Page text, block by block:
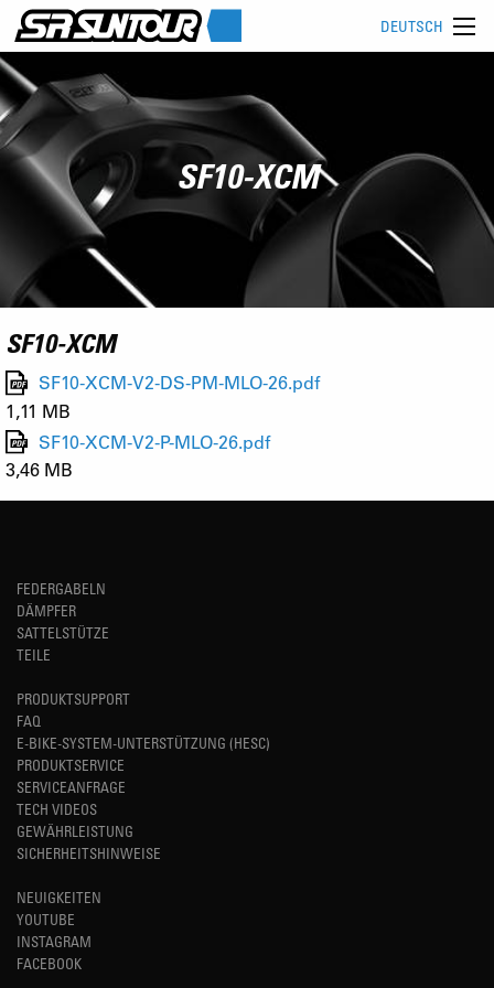
DEUTSCH
SF10-XCM
SF10-XCM
SF10-XCM-V2-DS-PM-MLO-26.pdf
1,11 MB
SF10-XCM-V2-P-MLO-26.pdf
3,46 MB
FEDERGABELN
DÄMPFER
SATTELSTÜTZE
TEILE
PRODUKTSUPPORT
FAQ
E-BIKE-SYSTEM-UNTERSTÜTZUNG (HESC)
PRODUKTSERVICE
SERVICEANFRAGE
TECH VIDEOS
GEWÄHRLEISTUNG
SICHERHEITSHINWEISE
NEUIGKEITEN
YOUTUBE
INSTAGRAM
FACEBOOK